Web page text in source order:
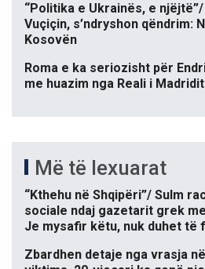
“Politika e Ukrainës, e
Vuçiçin, s’ndryshon qëndrim:
Kosovën
Roma e ka seriozisht për
me huazim nga Reali i Madridit
Më të lexuarat
“Kthehu në Shqipëri”/ Sulm
sociale ndaj gazetarit grek
Je mysafir këtu, nuk duhet të
Zbardhen detaje nga vrasja